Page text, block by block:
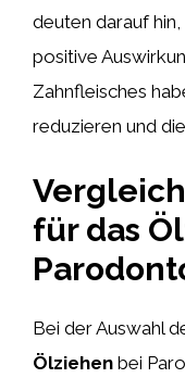
deuten darauf
positive
Zahnfleisches
reduzieren und
für das
Bei der Auswahl
Ölziehen bei